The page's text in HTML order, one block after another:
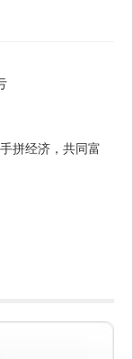
拼经济，共同富